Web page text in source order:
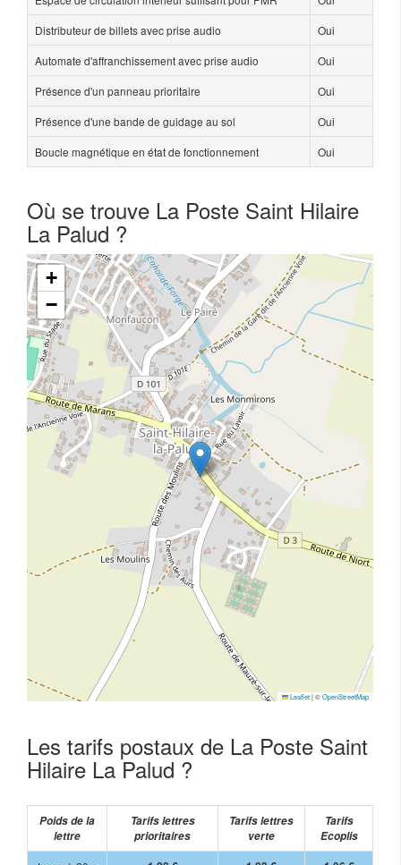
Distributeur de billets avec prise audio
Oui
Automate d'affranchissement avec prise audio
Oui
Présence d'un panneau prioritaire
Oui
Présence d'une bande de guidage au sol
Oui
Boucle magnétique en état de fonctionnement
Oui
Où se trouve La Poste Saint Hilaire
La Palud ?
+
−
Leaflet|©OpenStreetMap
Les tarifs postaux de La Poste Saint
Hilaire La Palud ?
Poids de la
lettre
Tarifs lettres
prioritaires
Tarifs lettres
verte
Tarifs
Ecoplis